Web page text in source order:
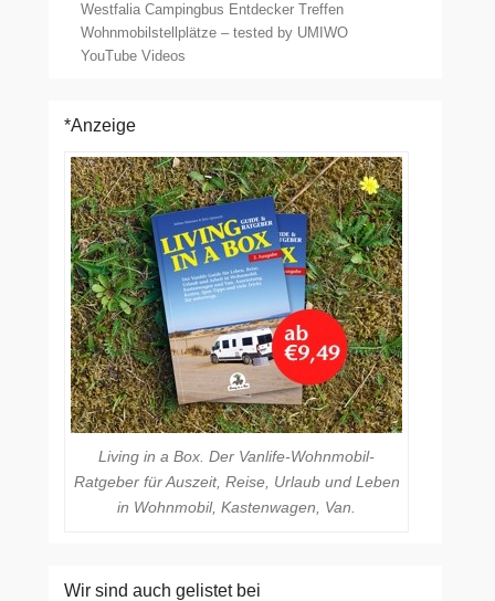
Westfalia Campingbus Entdecker Treffen
Wohnmobilstellplätze – tested by UMIWO
YouTube Videos
*Anzeige
Living in a Box. Der Vanlife-Wohnmobil-
Ratgeber für Auszeit, Reise, Urlaub und Leben
in Wohnmobil, Kastenwagen, Van.
Wir sind auch gelistet bei